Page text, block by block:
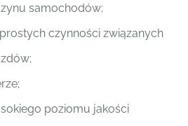
samochodów;
czynności związanych
poziomu jakości